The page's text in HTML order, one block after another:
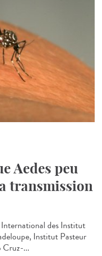
Aedes peu
transmission
des Institut
Institut Pasteur
Cruz-...